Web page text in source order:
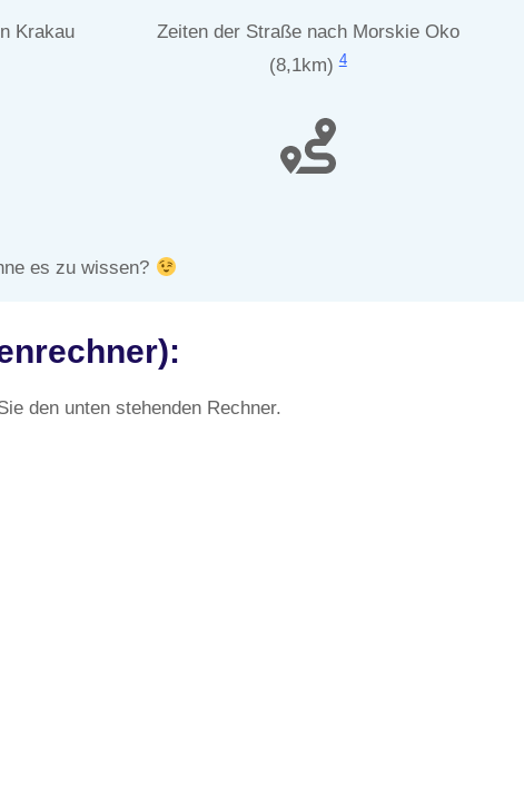
Krakau
Zeiten der Straße nach Morskie Oko
(8,1km)4
es zu wissen?
den unten stehenden Rechner.